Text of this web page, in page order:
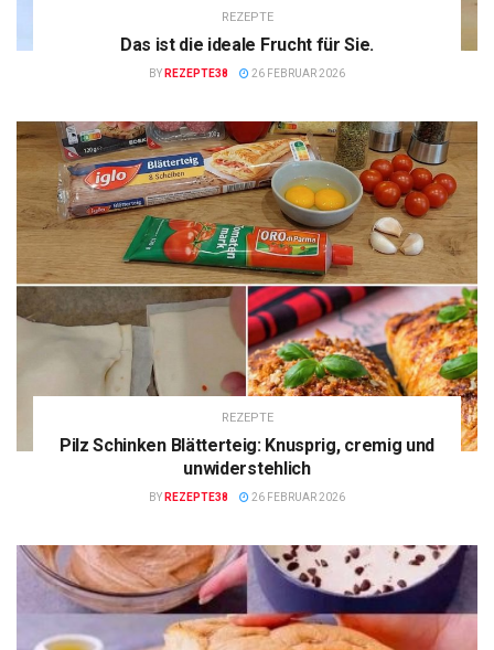
REZEPTE
Das ist die ideale Frucht für Sie.
BY REZEPTE38 26 FEBRUAR 2026
REZEPTE
Pilz Schinken Blätterteig: Knusprig, cremig und
unwiderstehlich
BY REZEPTE38 26 FEBRUAR 2026